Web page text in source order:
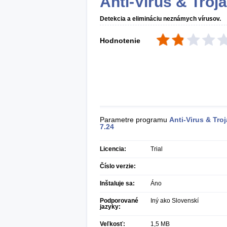
Detekcia a elimináciu neznámych vírusov.
Hodnotenie
Parametre programu Anti-Virus &
7.24
Licencia: Trial
Číslo verzie:
Inštaluje sa: Áno
Podporované
jazyky:
Iný ako Slovenskí
Veľkosť: 1,5 MB